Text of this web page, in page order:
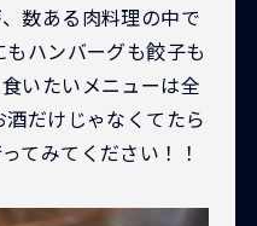
数ある肉料理の中で
ハンバーグも餃子も
いたいメニューは全
だけじゃなくてたら
てみてください！！